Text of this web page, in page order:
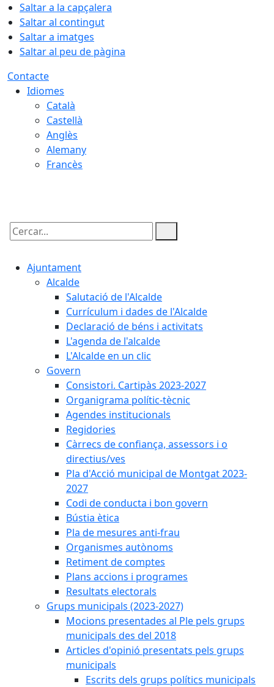
Saltar a la capçalera
Saltar al contingut
Saltar a imatges
Saltar al peu de pàgina
Contacte
Idiomes
Català
Castellà
Anglès
Alemany
Francès
Cercar:
Ajuntament
Alcalde
Salutació de l'Alcalde
Currículum i dades de l'Alcalde
Declaració de béns i activitats
L'agenda de l'alcalde
L'Alcalde en un clic
Govern
Consistori. Cartipàs 2023-2027
Organigrama polític-tècnic
Agendes institucionals
Regidories
Càrrecs de confiança, assessors i o
directius/ves
Pla d'Acció municipal de Montgat 2023-
2027
Codi de conducta i bon govern
Bústia ètica
Pla de mesures anti-frau
Organismes autònoms
Retiment de comptes
Plans accions i programes
Resultats electorals
Grups municipals (2023-2027)
Mocions presentades al Ple pels grups
municipals des del 2018
Articles d'opinió presentats pels grups
municipals
Escrits dels grups polítics municipals